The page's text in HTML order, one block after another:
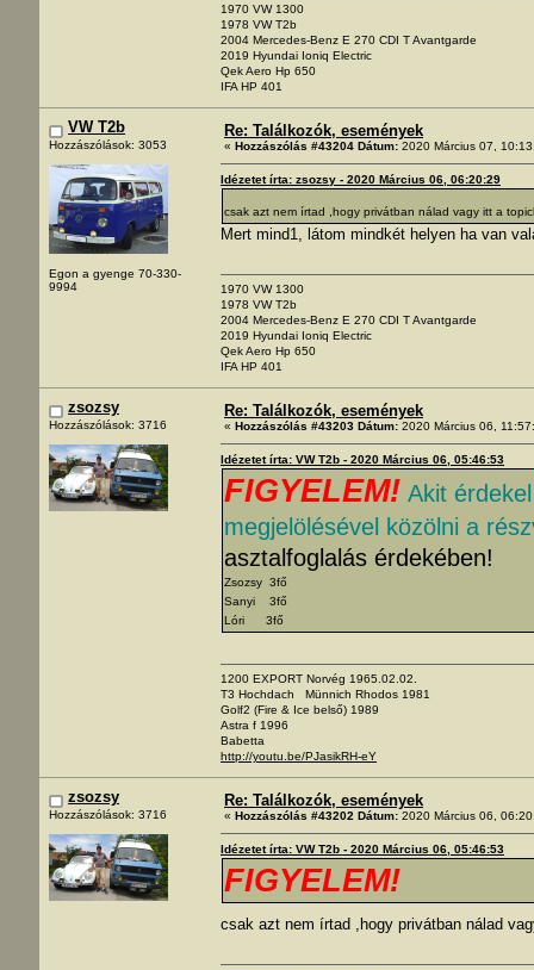
1970 VW 1300
1978 VW T2b
2004 Mercedes-Benz E 270 CDI T Avantgarde
2019 Hyundai Ioniq Electric
Qek Aero Hp 650
IFA HP 401
VW T2b
Hozzászólások: 3053
Egon a gyenge 70-330-
9994
Re: Találkozók, események
« Hozzászólás #43204 Dátum: 2020 Március 07,
Idézetet írta: zsozsy - 2020 Március 06, 06:20:29
csak azt nem írtad ,hogy privátban nálad vagy itt a
Mert mind1, látom mindkét helyen ha van
1970 VW 1300
1978 VW T2b
2004 Mercedes-Benz E 270 CDI T Avantgarde
2019 Hyundai Ioniq Electric
Qek Aero Hp 650
IFA HP 401
zsozsy
Hozzászólások: 3716
Re: Találkozók, események
« Hozzászólás #43203 Dátum: 2020 Március 06,
Idézetet írta: VW T2b - 2020 Március 06, 05:46:53
FIGYELEM! Akit
megjelölésével közölni a
asztalfoglalás érdekében!
Zsozsy 3fő
Sanyi 3fő
Lóri 3fő
1200 EXPORT Norvég 1965.02.02.
T3 Hochdach Münnich Rhodos 1981
Golf2 (Fire & Ice belső) 1989
Astra f 1996
Babetta
http://youtu.be/PJasikRH-eY
zsozsy
Hozzászólások: 3716
Re: Találkozók, események
« Hozzászólás #43202 Dátum: 2020 Március 06,
Idézetet írta: VW T2b - 2020 Március 06, 05:46:53
FIGYELEM!
csak azt nem írtad ,hogy privátban nálad